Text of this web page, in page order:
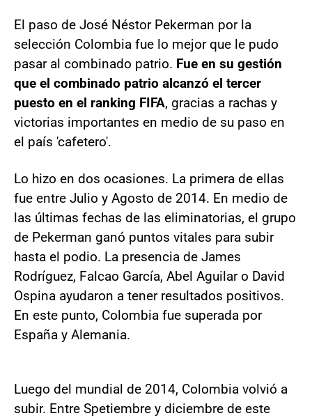
El paso de José Néstor Pekerman por la
selección Colombia fue lo mejor que le pudo
pasar al combinado patrio. Fue en su gestión
que el combinado patrio alcanzó el tercer
puesto en el ranking FIFA, gracias a rachas y
victorias importantes en medio de su paso en
el país 'cafetero'.
Lo hizo en dos ocasiones. La primera de ellas
fue entre Julio y Agosto de 2014. En medio de
las últimas fechas de las eliminatorias, el grupo
de Pekerman ganó puntos vitales para subir
hasta el podio. La presencia de James
Rodríguez, Falcao García, Abel Aguilar o David
Ospina ayudaron a tener resultados positivos.
En este punto, Colombia fue superada por
España y Alemania.
Luego del mundial de 2014, Colombia volvió a
subir. Entre Spetiembre y diciembre de este